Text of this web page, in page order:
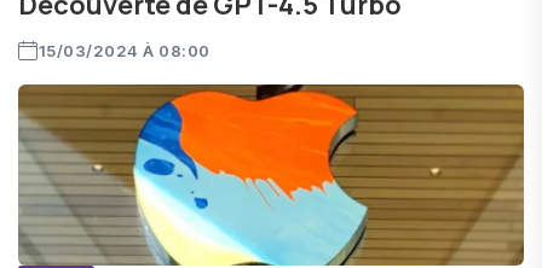
15/03/2024 À 08:00